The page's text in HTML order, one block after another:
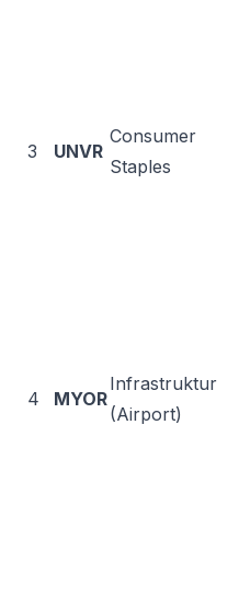
3 UNVR
Consumer
Staples
4 MYOR
Infrastruktur
(Airport)